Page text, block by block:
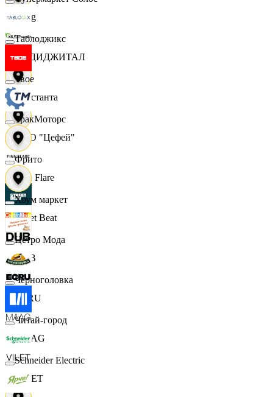
string
X5 ДИДЖИТАЛ
Константа
ООО "Цефей"
Finn Flare
Street Beat
DUB
ECRU
MAAG
VILET
Таблоджикс
Твое
ТракМоторс
Фрито
Хоум маркет
Цетро Мода
Черноголовка
Читай-город
Schneider Electric